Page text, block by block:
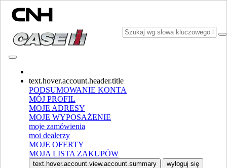
text.hover.account.header.title
PODSUMOWANIE KONTA
MÓJ PROFIL
MOJE ADRESY
MOJE WYPOSAŻENIE
moje zamówienia
moi dealerzy
MOJE OFERTY
MOJA LISTA ZAKUPÓW
text.hover.account.view.account.summary wyloguj się
CONSULT CATALOGUES
WYBIERZ RYNEK I JĘZYK